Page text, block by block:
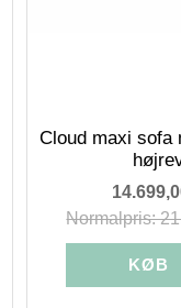
Cloud maxi sofa
Normalpris: